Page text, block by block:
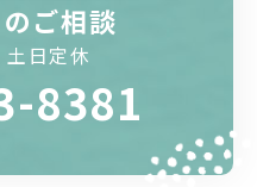
ご相談
日定休
8381